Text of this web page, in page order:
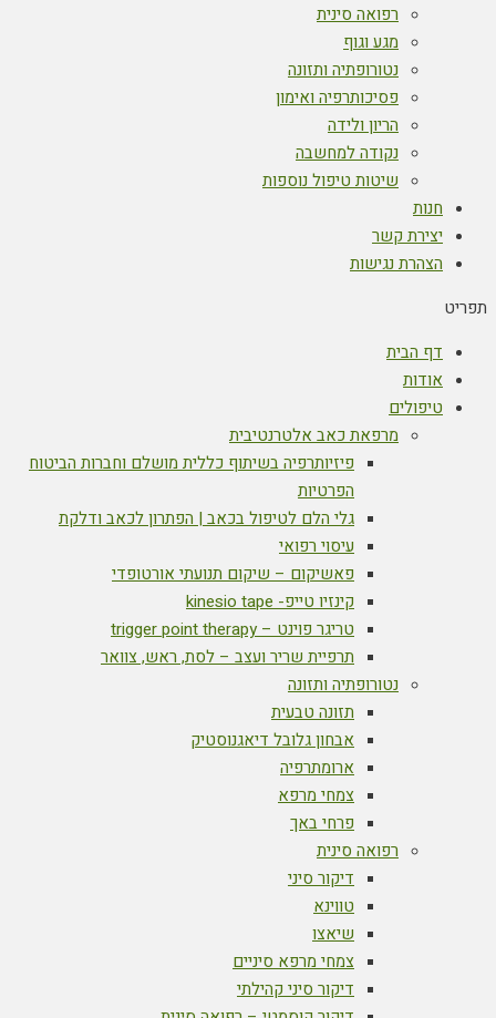
רפואה סינית
מגע וגוף
נטורופתיה ותזונה
פסיכותרפיה ואימון
הריון ולידה
נקודה למחשבה
שיטות טיפול נוספות
חנות
יצירת קשר
הצהרת נגישות
תפריט
דף הבית
אודות
טיפולים
מרפאת כאב אלטרנטיבית
פיזיותרפיה בשיתוף כללית מושלם וחברות הביטוח
הפרטיות
גלי הלם לטיפול בכאב | הפתרון לכאב ודלקת
עיסוי רפואי
פאשיקום – שיקום תנועתי אורטופדי
קינזיו טייפ- kinesio tape
טריגר פוינט – trigger point therapy
תרפיית שריר ועצב – לסת, ראש, צוואר
נטורופתיה ותזונה
תזונה טבעית
אבחון גלובל דיאגנוסטיק
ארומתרפיה
צמחי מרפא
פרחי באך
רפואה סינית
דיקור סיני
טווינא
שיאצו
צמחי מרפא סיניים
דיקור סיני קהילתי